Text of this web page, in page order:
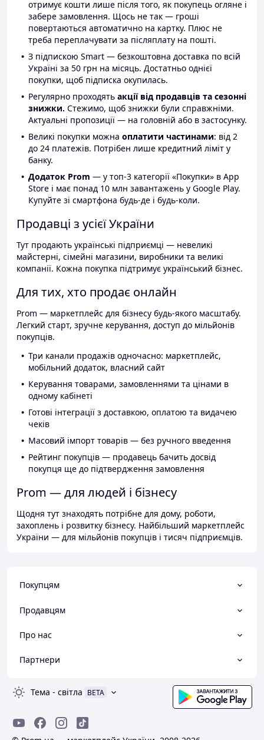
отримує кошти лише після того, як покупець огляне і
забере замовлення. Щось не так — гроші
повертаються автоматично на картку. Плюс не
треба переплачувати за післяплату на пошті.
З підпискою Smart — безкоштовна доставка по всій
Україні за 50 грн на місяць. Достатньо однієї
покупки, щоб підписка окупилась.
Регулярно проходять акції від продавців та сезонні
знижки. Стежимо, щоб знижки були справжніми.
Актуальні пропозиції — на головній або в застосунку.
Великі покупки можна оплатити частинами: від 2
до 24 платежів. Потрібен лише кредитний ліміт у
банку.
Додаток Prom — у топ-3 категорії «Покупки» в App
Store і має понад 10 млн завантажень у Google Play.
Купуйте зі смартфона будь-де і будь-коли.
Продавці з усієї України
Тут продають українські підприємці — невеликі
майстерні, сімейні магазини, виробники та великі
компанії. Кожна покупка підтримує український бізнес.
Для тих, хто продає онлайн
Prom — маркетплейс для бізнесу будь-якого масштабу.
Легкий старт, зручне керування, доступ до мільйонів
покупців.
Три канали продажів одночасно: маркетплейс,
мобільний додаток, власний сайт
Керування товарами, замовленнями та цінами в
одному кабінеті
Готові інтеграції з доставкою, оплатою та видачею
чеків
Масовий імпорт товарів — без ручного введення
Рейтинг покупців — продавець бачить досвід
покупця ще до підтвердження замовлення
Prom — для людей і бізнесу
Щодня тут знаходять потрібне для дому, роботи,
захоплень і розвитку бізнесу. Найбільший маркетплейс
України — для мільйонів покупців і тисяч підприємців.
Покупцям
Продавцям
Про нас
Партнери
Тема - світла BETA